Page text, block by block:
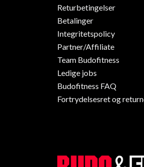
Returbetingelser
Betalinger
Integritetspolicy
Partner/Affiliate
Team Budofitness
Ledige jobs
Budofitness FAQ
Fortrydelsesret og